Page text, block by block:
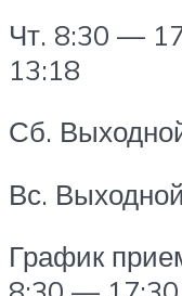
Чт. 8:30 —
13:18
Сб.
Вс.
График